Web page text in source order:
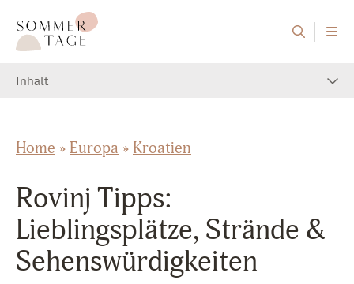
Zum Inhalt springen
Sommertage - Der Reiseblog aus Österreich
Inhalt
Home » Europa » Kroatien
Rovinj Tipps:
Lieblingsplätze, Strände &
Sehenswürdigkeiten